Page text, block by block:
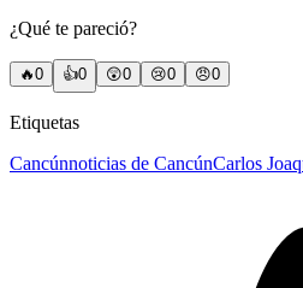
¿Qué te pareció?
🔥0 👍0 😲0 😢0 😠0
Etiquetas
Cancúnnoticias de CancúnCarlos